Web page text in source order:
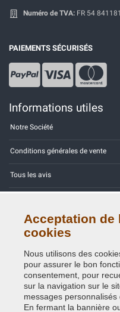
Numéro de TVA: FR 54
PAIEMENTS SÉCURISÉS
Informations utiles
Notre Société
Conditions générales de vente
Tous les avis
Contactez-nous
Politique de confidentialité - RGPD
Acceptation de
cookies
Nous utilisons des
pour assurer le bon
consentement, pour
sur la navigation sur le
messages
En fermant la bannière